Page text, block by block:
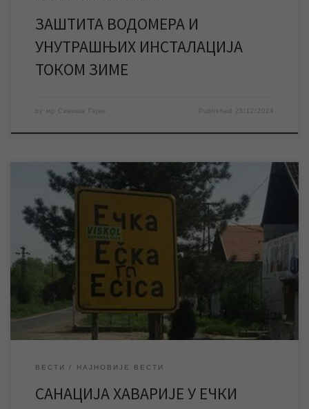
ЗАШТИТА ВОДОМЕРА И
УНУТРАШЊИХ ИНСТАЛАЦИЈА
ТОКОМ ЗИМЕ
by мр Синиша Гајин Published 25/12/2024
НАЈНОВИЈА ИНФОРМАЦИЈА: Екипе ЈКП „Водовод и
канализација“ Зрењанин успешно су санирале хаварију на
изворишту у Ечки и око 22,30 часова вода је пуштена у мрежу.
У касним поподневним часовима дошло је до хаварије већег
обима на изворишту у Ечки, због чега је ово насељено место
тренутно без воде. Екипе ЈКП […]
ВЕСТИ НАЈНОВИЈЕ ВЕСТИ
САНАЦИЈА ХАВАРИЈЕ У ЕЧКИ